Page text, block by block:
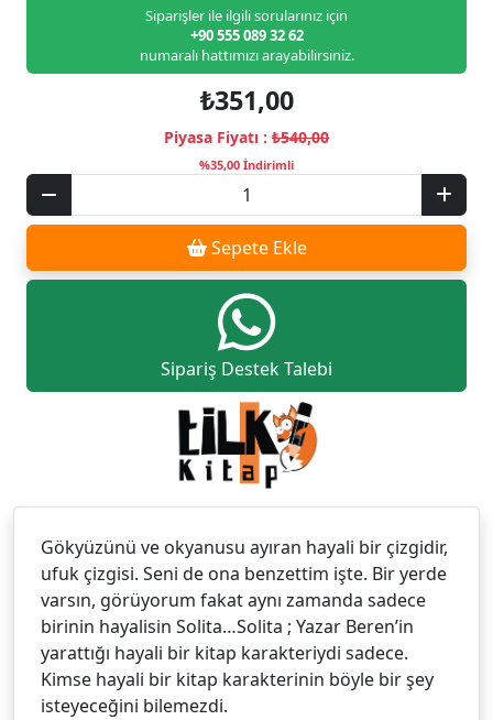
Siparişler ile ilgili sorularınız için
+90 555 089 32 62
numaralı hattımızı arayabilirsiniz.
₺351,00
Piyasa Fiyatı : ₺540,00
%35,00 İndirimli
Sepete Ekle
Sipariş Destek Talebi
Gökyüzünü ve okyanusu ayıran hayali bir çizgidir,
ufuk çizgisi. Seni de ona benzettim işte. Bir yerde
varsın, görüyorum fakat aynı zamanda sadece
birinin hayalisin Solita…Solita ; Yazar Beren’in
yarattığı hayali bir kitap karakteriydi sadece.
Kimse hayali bir kitap karakterinin böyle bir şey
isteyeceğini bilemezdi.